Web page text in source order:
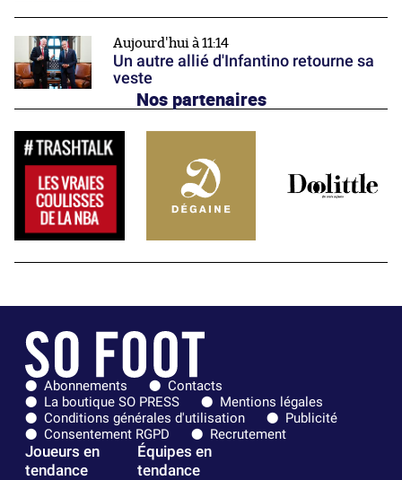
Aujourd'hui à 11:14
Un autre allié d'Infantino retourne sa
veste
Nos partenaires
Abonnements
Contacts
La boutique SO PRESS
Mentions légales
Conditions générales d'utilisation
Publicité
Consentement RGPD
Recrutement
Joueurs en
tendance
Équipes en
tendance